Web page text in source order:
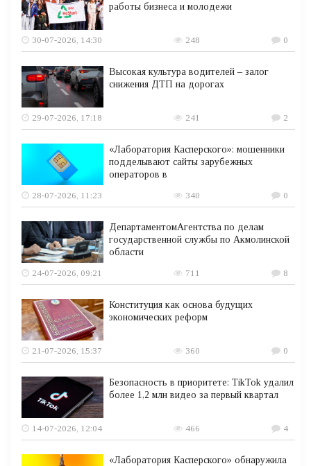
работы бизнеса и молодежи
30-07-2026, 14:30 248 0
Высокая культура водителей – залог
снижения ДТП на дорогах
29-07-2026, 17:18 241 2
«Лаборатория Касперского»: мошенники
подделывают сайты зарубежных
операторов в
28-07-2026, 11:23
340 0
ДепартаментомАгентства по делам
государственной службы по Акмолинской
области
24-07-2026, 09:21
711 8
Конституция как основа будущих
экономических реформ
21-07-2026, 15:37 360 0
Безопасность в приоритете: TikTok удалил
более 1,2 млн видео за первый квартал
14-07-2026, 12:04 466 4
«Лаборатория Касперского» обнаружила